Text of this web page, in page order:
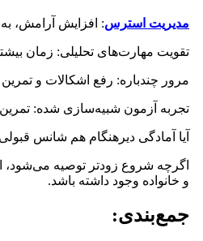
مدیریت استرس: افزایش آرامش،
تقویت مهارت‌های تحلیلی: زمان
مرور چندباره: رفع اشکالات و
تجربه آزمون شبیه‌سازی شده:
آیا آمادگی دیرهنگام هم شانس
اگرچه شروع زودتر توصیه می‌شود،
و خانواده وجود داشته باشد.
جمع‌بندی: